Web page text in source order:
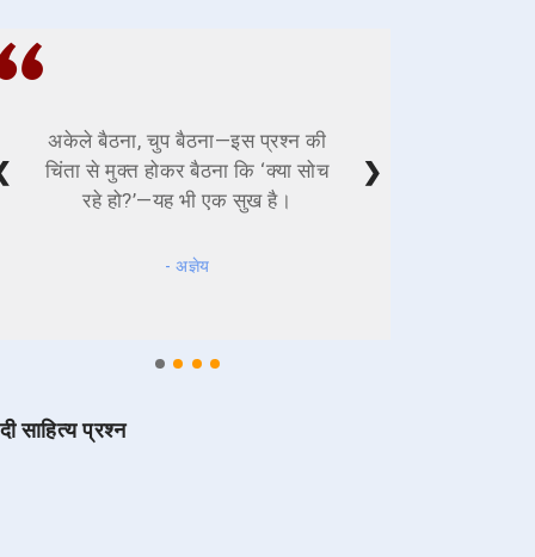
अकेले बैठना, चुप बैठना—इस प्रश्न की
चिंता से मुक्त होकर बैठना कि ‘क्या सोच
रहे हो?’—यह भी एक सुख है।
- अज्ञेय
❯
साहित्य प्रश्न